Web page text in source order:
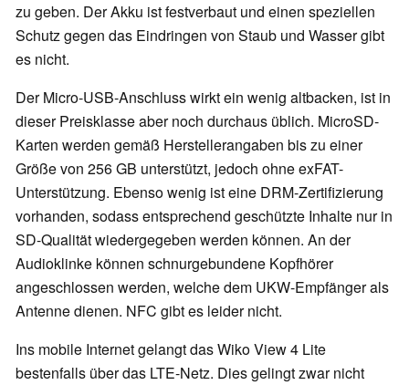
zu geben. Der Akku ist festverbaut und einen speziellen
Schutz gegen das Eindringen von Staub und Wasser gibt
es nicht.
Der Micro-USB-Anschluss wirkt ein wenig altbacken, ist in
dieser Preisklasse aber noch durchaus üblich. MicroSD-
Karten werden gemäß Herstellerangaben bis zu einer
Größe von 256 GB unterstützt, jedoch ohne exFAT-
Unterstützung. Ebenso wenig ist eine DRM-Zertifizierung
vorhanden, sodass entsprechend geschützte Inhalte nur in
SD-Qualität wiedergegeben werden können. An der
Audioklinke können schnurgebundene Kopfhörer
angeschlossen werden, welche dem UKW-Empfänger als
Antenne dienen. NFC gibt es leider nicht.
Ins mobile Internet gelangt das Wiko View 4 Lite
bestenfalls über das LTE-Netz. Dies gelingt zwar nicht